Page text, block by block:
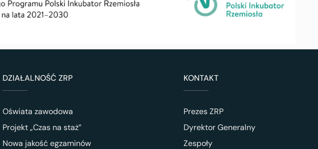
DZIAŁALNOŚĆ ZRP
Oświata zawodowa
Projekt „Czas na staż”
Nowa jakość egzaminów
KONTAKT
Prezes ZRP
Dyrektor Generalny
Zespoły